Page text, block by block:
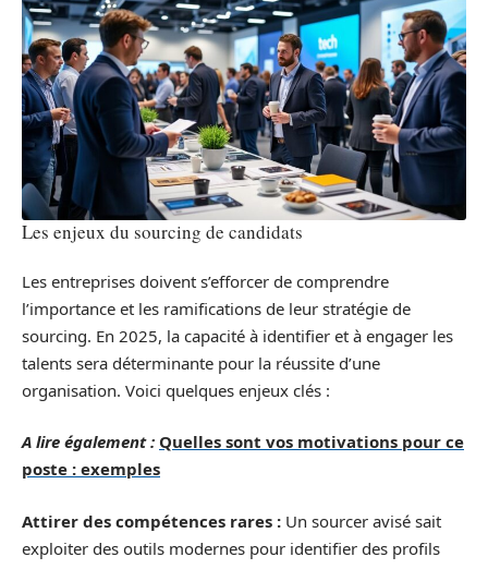
Les enjeux du sourcing de candidats
Les entreprises doivent s’efforcer de comprendre
l’importance et les ramifications de leur stratégie de
sourcing. En 2025, la capacité à identifier et à engager les
talents sera déterminante pour la réussite d’une
organisation. Voici quelques enjeux clés :
A lire également : Quelles sont vos motivations pour ce
poste : exemples
Attirer des compétences rares : Un sourcer avisé sait
exploiter des outils modernes pour identifier des profils